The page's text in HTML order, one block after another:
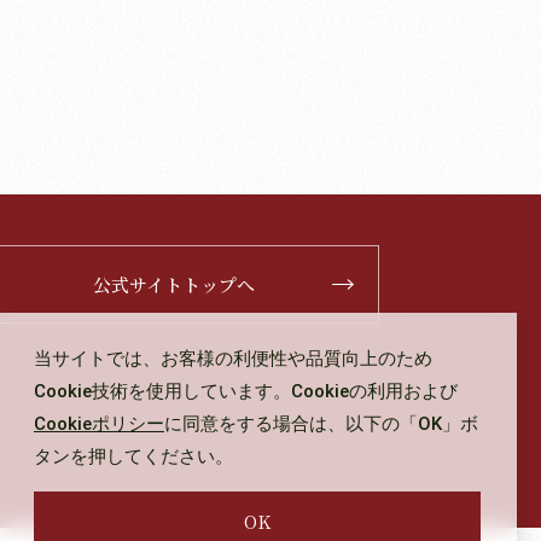
公式サイトトップへ
当サイトでは、お客様の利便性や品質向上のため
Cookie技術を使用しています。Cookieの利用および
Cookieポリシーに同意をする場合は、以下の「OK」ボ
タンを押してください。
OK